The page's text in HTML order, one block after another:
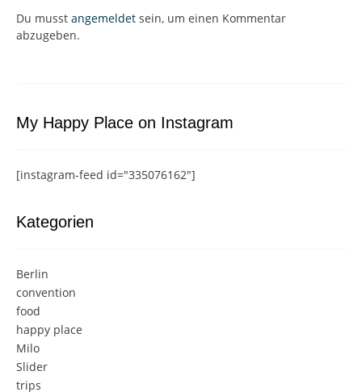
Du musst angemeldet sein, um einen Kommentar
abzugeben.
My Happy Place on Instagram
[instagram-feed id="335076162"]
Kategorien
Berlin
convention
food
happy place
Milo
Slider
trips